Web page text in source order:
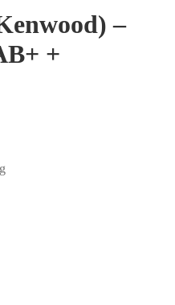
–
+